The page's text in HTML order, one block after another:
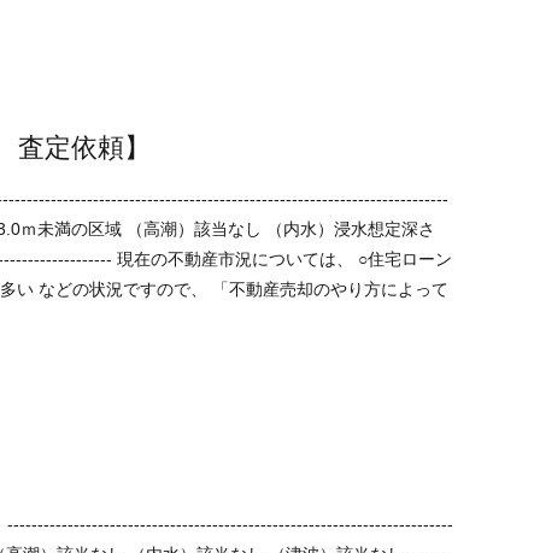
定依頼】
よって